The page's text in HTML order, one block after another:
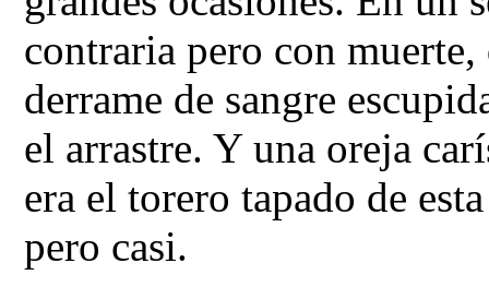
contraria pero con
derrame de sangre
el arrastre. Y una oreja
era el torero tapado de
pero casi.